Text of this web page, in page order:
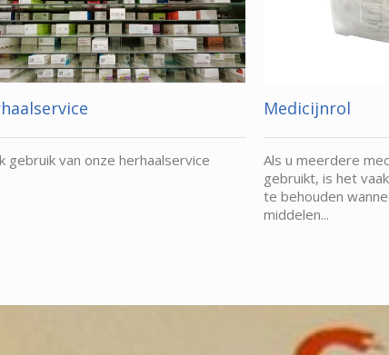
gebruik van onze herhaalservice
Medicijnrol
Als u meerdere
gebruikt, is het
te behouden
middelen...